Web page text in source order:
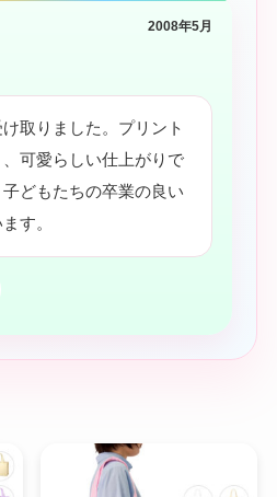
2008年5月
取りました。プリント
可愛らしい仕上がりで
どもたちの卒業の良い
す。